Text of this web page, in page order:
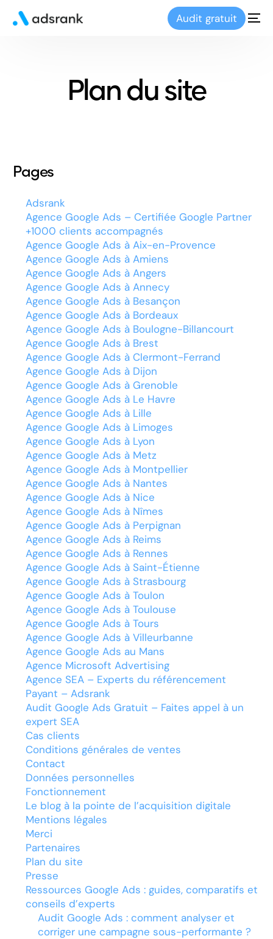
Audit gratuit
Plan du site
Pages
Adsrank
Agence Google Ads – Certifiée Google Partner
+1000 clients accompagnés
Agence Google Ads à Aix-en-Provence
Agence Google Ads à Amiens
Agence Google Ads à Angers
Agence Google Ads à Annecy
Agence Google Ads à Besançon
Agence Google Ads à Bordeaux
Agence Google Ads à Boulogne-Billancourt
Agence Google Ads à Brest
Agence Google Ads à Clermont-Ferrand
Agence Google Ads à Dijon
Agence Google Ads à Grenoble
Agence Google Ads à Le Havre
Agence Google Ads à Lille
Agence Google Ads à Limoges
Agence Google Ads à Lyon
Agence Google Ads à Metz
Agence Google Ads à Montpellier
Agence Google Ads à Nantes
Agence Google Ads à Nice
Agence Google Ads à Nîmes
Agence Google Ads à Perpignan
Agence Google Ads à Reims
Agence Google Ads à Rennes
Agence Google Ads à Saint-Étienne
Agence Google Ads à Strasbourg
Agence Google Ads à Toulon
Agence Google Ads à Toulouse
Agence Google Ads à Tours
Agence Google Ads à Villeurbanne
Agence Google Ads au Mans
Agence Microsoft Advertising
Agence SEA – Experts du référencement
Payant – Adsrank
Audit Google Ads Gratuit – Faites appel à un
expert SEA
Cas clients
Conditions générales de ventes
Contact
Données personnelles
Fonctionnement
Le blog à la pointe de l’acquisition digitale
Mentions légales
Merci
Partenaires
Plan du site
Presse
Ressources Google Ads : guides, comparatifs et
conseils d’experts
Audit Google Ads : comment analyser et
corriger une campagne sous-performante ?